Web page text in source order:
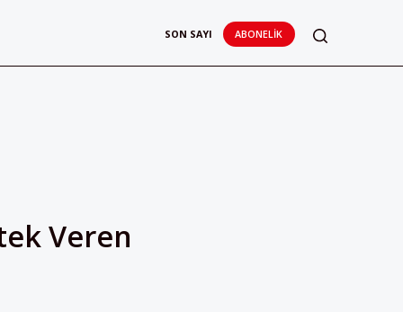
SON SAYI ABONELIK
Veren